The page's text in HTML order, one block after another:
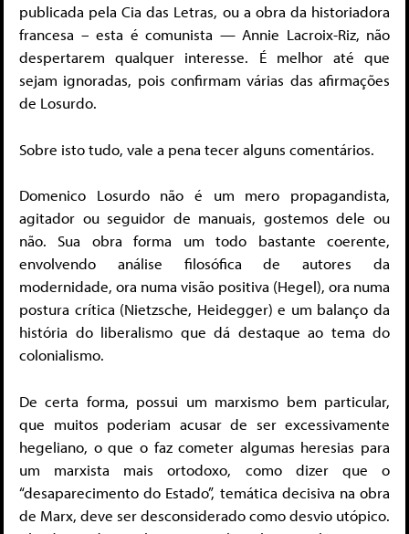
publicada pela Cia das Letras, ou a obra da historiadora
francesa – esta é comunista — Annie Lacroix-Riz, não
despertarem qualquer interesse. É melhor até que
sejam ignoradas, pois confirmam várias das afirmações
de Losurdo.
Sobre isto tudo, vale a pena tecer alguns comentários.
Domenico Losurdo não é um mero propagandista,
agitador ou seguidor de manuais, gostemos dele ou
não. Sua obra forma um todo bastante coerente,
envolvendo análise filosófica de autores da
modernidade, ora numa visão positiva (Hegel), ora numa
postura crítica (Nietzsche, Heidegger) e um balanço da
história do liberalismo que dá destaque ao tema do
colonialismo.
De certa forma, possui um marxismo bem particular,
que muitos poderiam acusar de ser excessivamente
hegeliano, o que o faz cometer algumas heresias para
um marxista mais ortodoxo, como dizer que o
“desaparecimento do Estado”, temática decisiva na obra
de Marx, deve ser desconsiderado como desvio utópico.